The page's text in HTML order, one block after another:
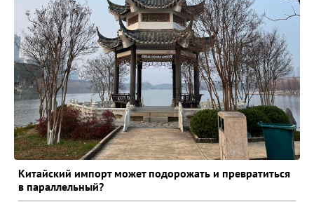
Китайский импорт может подорожать и превратиться
в параллельный?